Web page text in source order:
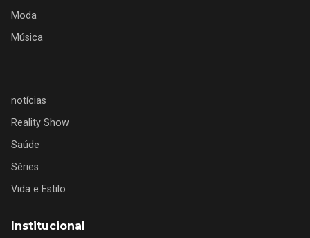
Moda
Música
notícias
Reality Show
Saúde
Séries
Vida e Estilo
Institucional